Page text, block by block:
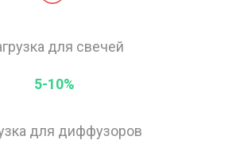
для свечей
для диффузоров
5-10%